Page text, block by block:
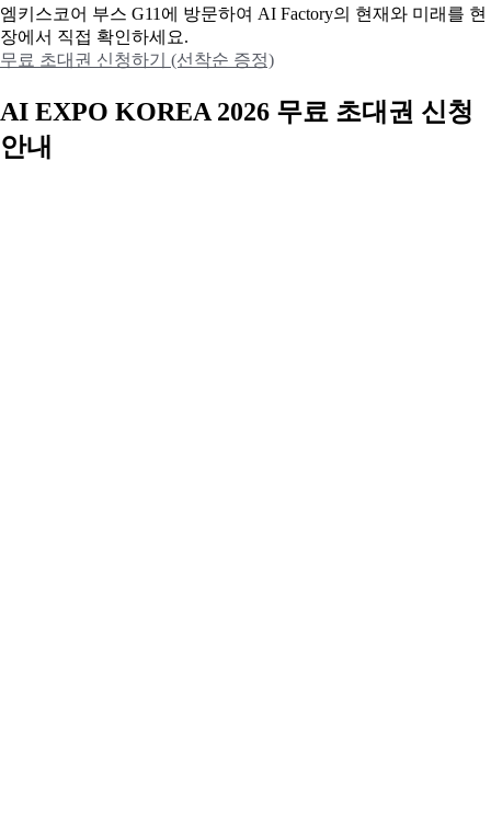
엠키스코어 부스 G11에 방문하여 AI Factory의 현재와 미래를 현
장에서 직접 확인하세요.
무료 초대권 신청하기 (선착순 증정)
AI EXPO KOREA 2026 무료 초대권 신청
안내